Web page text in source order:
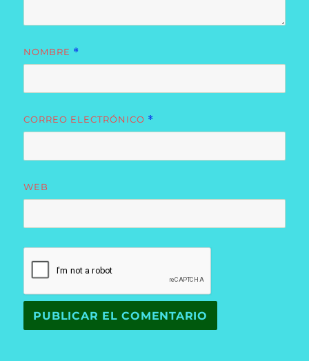
NOMBRE *
CORREO ELECTRÓNICO *
WEB